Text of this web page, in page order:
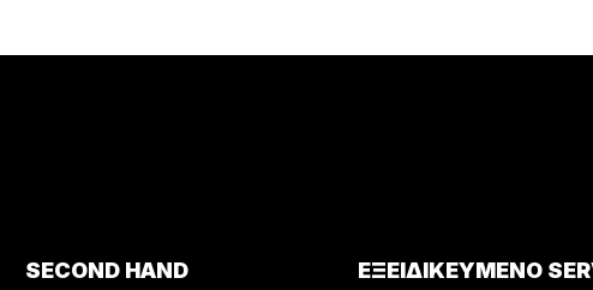
SECOND HAND ΕΞΕΙΔΙΚΕΥΜΕΝΟ